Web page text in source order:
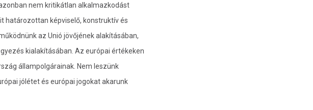
nem kritikátlan alkalmazkodást
határozottan képviselő, konstruktív és
az Unió jövőjének alakításában,
kialakításában. Az európai értékeken
állampolgárainak. Nem leszünk
jólétet és európai jogokat akarunk